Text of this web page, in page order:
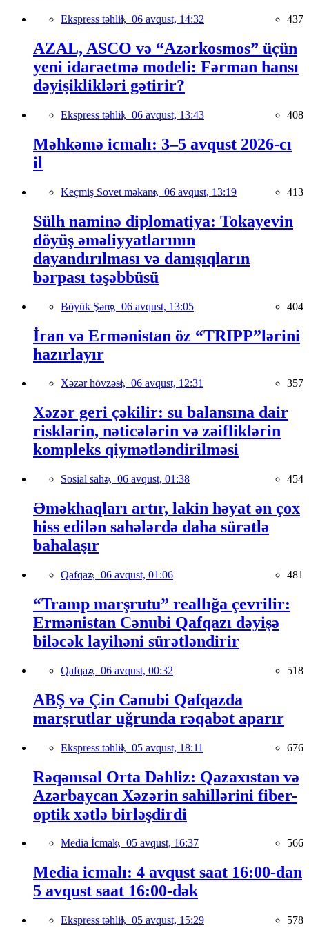
Ekspress təhlil, 06 avqust, 14:32 437
AZAL, ASCO və “Azərkosmos” üçün
yeni idarəetmə modeli: Fərman hansı
dəyişiklikləri gətirir?
Ekspress təhlil, 06 avqust, 13:43 408
Məhkəmə icmalı: 3–5 avqust 2026-cı
il
Keçmiş Sovet məkanı, 06 avqust, 13:19 413
Sülh naminə diplomatiya: Tokayevin
döyüş əməliyyatlarının
dayandırılması və danışıqların
bərpası təşəbbüsü
Böyük Şərq, 06 avqust, 13:05 404
İran və Ermənistan öz “TRIPP”lərini
hazırlayır
Xəzər hövzəsi, 06 avqust, 12:31 357
Xəzər geri çəkilir: su balansına dair
risklərin, nəticələrin və zəifliklərin
kompleks qiymətləndirilməsi
Sosial sahə, 06 avqust, 01:38 454
Əməkhaqları artır, lakin həyat ən çox
hiss edilən sahələrdə daha sürətlə
bahalaşır
Qafqaz, 06 avqust, 01:06 481
“Tramp marşrutu” reallığa çevrilir:
Ermənistan Cənubi Qafqazı dəyişə
biləcək layihəni sürətləndirir
Qafqaz, 06 avqust, 00:32 518
ABŞ və Çin Cənubi Qafqazda
marşrutlar uğrunda rəqabət aparır
Ekspress təhlil, 05 avqust, 18:11 676
Rəqəmsal Orta Dəhliz: Qazaxıstan və
Azərbaycan Xəzərin sahillərini fiber-
optik xətlə birləşdirdi
Media İcmalı, 05 avqust, 16:37 566
Media icmalı: 4 avqust saat 16:00-dan
5 avqust saat 16:00-dək
Ekspress təhlil, 05 avqust, 15:29 578